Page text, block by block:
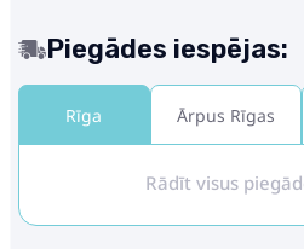
Piegādes iespējas:
Rīga Ārpus Rīgas
Rādīt visus